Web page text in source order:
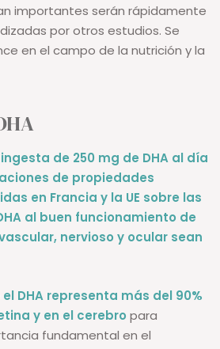
importantes serán rápidamente
por otros estudios. Se
en el campo de la nutrición y la
de 250 mg de DHA al día
de propiedades
en Francia y la UE sobre las
al buen funcionamiento de
nervioso y ocular sean
el DHA representa más del 90%
y en el cerebro para
fundamental en el